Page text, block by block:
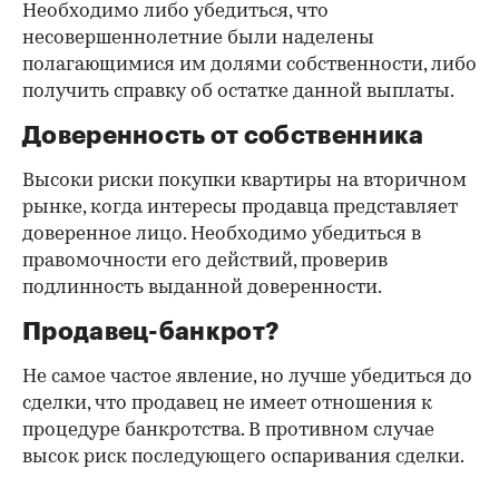
Необходимо либо убедиться, что
несовершеннолетние были наделены
полагающимися им долями собственности, либо
получить справку об остатке данной выплаты.
Доверенность от собственника
Высоки риски покупки квартиры на вторичном
рынке, когда интересы продавца представляет
доверенное лицо. Необходимо убедиться в
правомочности его действий, проверив
подлинность выданной доверенности.
Продавец-банкрот?
Не самое частое явление, но лучше убедиться до
сделки, что продавец не имеет отношения к
процедуре банкротства. В противном случае
высок риск последующего оспаривания сделки.